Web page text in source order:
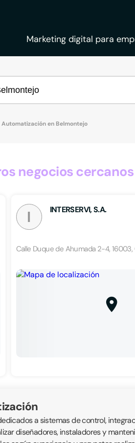
Marketing digital para
Automatización en Belmontejo
negocios
I INTERSERVI, S.A.
Calle Duque de Ahumada 2-4,
a sistemas de control,
diseñadores, instaladores y